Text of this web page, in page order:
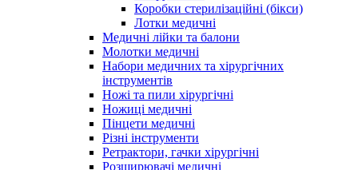
Коробки стерилізаційні (бікси)
Лотки медичні
Медичні лійки та балони
Молотки медичні
Набори медичних та хірургічних
інструментів
Ножі та пили хірургічні
Ножиці медичні
Пінцети медичні
Різні інструменти
Ретрактори, гачки хірургічні
Розширювачі медичні